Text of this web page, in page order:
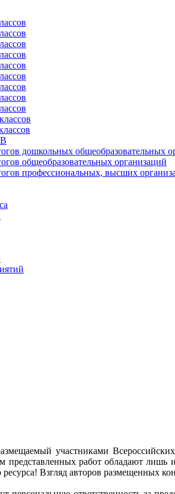
дошкольных общеобразовательных
общеобразовательных организаций
профессиональных, высших
участниками
представленных работ обладают лишь
Взгляд авторов размещенных